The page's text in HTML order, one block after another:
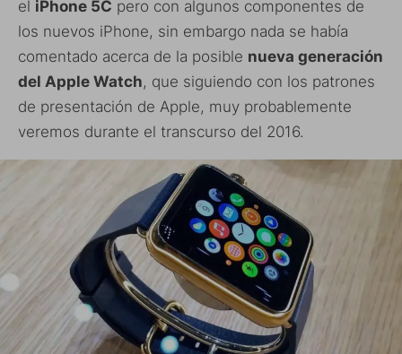
el iPhone 5C pero con algunos componentes de
los nuevos iPhone, sin embargo nada se había
comentado acerca de la posible nueva generación
del Apple Watch, que siguiendo con los patrones
de presentación de Apple, muy probablemente
veremos durante el transcurso del 2016.